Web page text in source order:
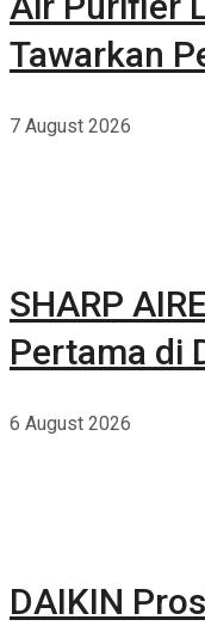
Tawarkan
7 August 2026
SHARP
Pertama di
6 August 2026
DAIKIN